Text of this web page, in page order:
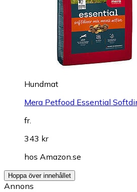
Hundmat
Mera Petfood Essential
fr.
343 kr
hos Amazon.se
Hoppa över innehållet
Annons